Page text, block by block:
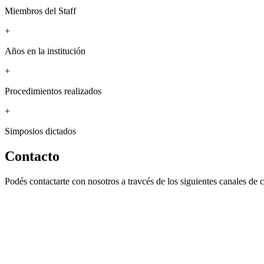
Miembros del Staff
+
Años en la institución
+
Procedimientos realizados
+
Simposios dictados
Contacto
Podés contactarte con nosotros a travcés de los siguientes canales de